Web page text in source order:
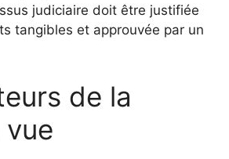
judiciaire doit être justifiée
tangibles et approuvée par un
de la